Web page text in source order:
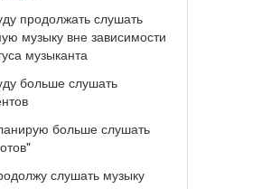
продолжать слушать
музыку вне зависимости
музыканта
больше слушать
больше слушать
слушать музыку